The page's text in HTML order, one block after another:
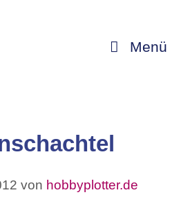
Menü
von hobbyplotter.de